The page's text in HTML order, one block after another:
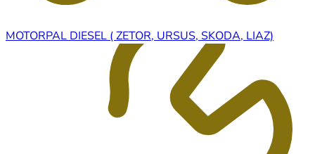
MOTORPAL DIESEL ( ZETOR, URSUS, SKODA, LIAZ)